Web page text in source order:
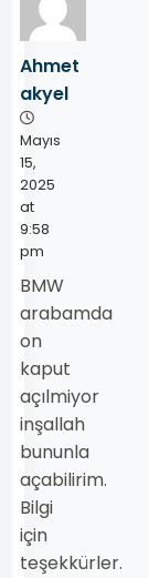
Ahmet
akyel
Mayıs
15,
2025
at
9:58
pm
BMW
arabamda
on
kaput
açılmiyor
inşallah
bununla
açabilirim.
Bilgi
için
teşekkürler.